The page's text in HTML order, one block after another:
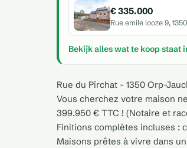
€ 335.000
Rue emile looze 9,
Bekijk alles wat te koop staat
Rue du Pirchat - 1350 Orp-
Vous cherchez votre maison
399.950 € TTC ! (Notaire et
Finitions complètes incluses :
Maisons prêtes à vivre dans